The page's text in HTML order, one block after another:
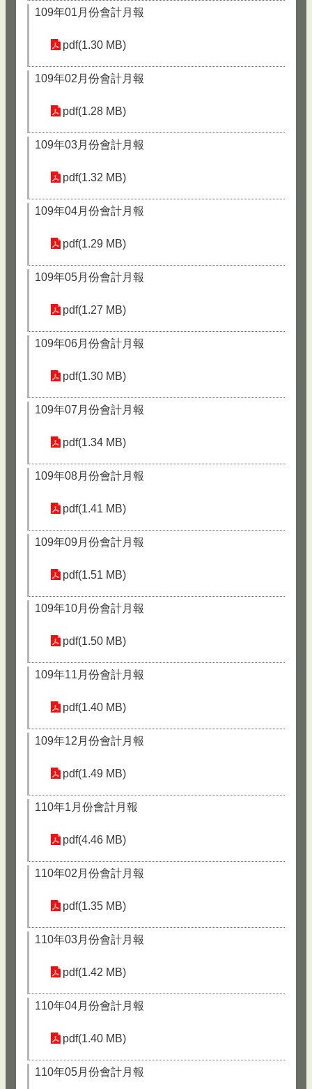
109年01月份會計月報
pdf(1.30 MB)
109年02月份會計月報
pdf(1.28 MB)
109年03月份會計月報
pdf(1.32 MB)
109年04月份會計月報
pdf(1.29 MB)
109年05月份會計月報
pdf(1.27 MB)
109年06月份會計月報
pdf(1.30 MB)
109年07月份會計月報
pdf(1.34 MB)
109年08月份會計月報
pdf(1.41 MB)
109年09月份會計月報
pdf(1.51 MB)
109年10月份會計月報
pdf(1.50 MB)
109年11月份會計月報
pdf(1.40 MB)
109年12月份會計月報
pdf(1.49 MB)
110年1月份會計月報
pdf(4.46 MB)
110年02月份會計月報
pdf(1.35 MB)
110年03月份會計月報
pdf(1.42 MB)
110年04月份會計月報
pdf(1.40 MB)
110年05月份會計月報